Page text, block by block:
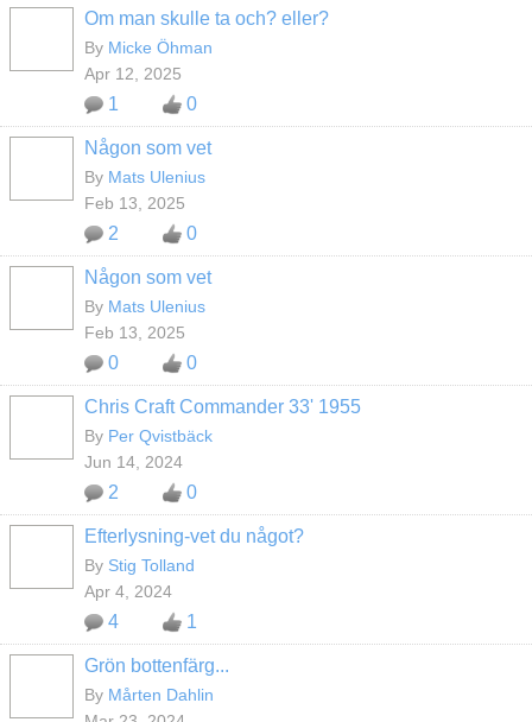
Om man skulle ta och? eller?
By Micke Öhman
Apr 12, 2025
1 0
Någon som vet
By Mats Ulenius
Feb 13, 2025
2 0
Någon som vet
By Mats Ulenius
Feb 13, 2025
0 0
Chris Craft Commander 33' 1955
By Per Qvistbäck
Jun 14, 2024
2 0
Efterlysning-vet du något?
By Stig Tolland
Apr 4, 2024
4 1
Grön bottenfärg...
By Mårten Dahlin